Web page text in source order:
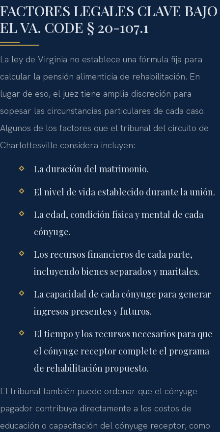
FACTORES LEGALES CLAVE BAJO
EL VA. CODE § 20-107.1
La ley de Virginia no establece una fórmula fija para
calcular la pensión alimenticia de rehabilitación. En
lugar de eso, el juez tiene amplia discreción para
sopesar las circunstancias particulares de cada caso.
Algunos de los factores que el tribunal del circuito de
Charlottesville considera incluyen:
La duración del matrimonio.
El nivel de vida establecido durante la unión.
La edad, condición física y mental de cada
cónyuge.
Los recursos financieros de cada parte,
incluyendo bienes separados y maritales.
La capacidad de cada cónyuge para generar
ingresos presentes y futuros.
El tiempo y los recursos necesarios para que
el cónyuge receptor complete el programa
de rehabilitación propuesto.
El tribunal también puede ordenar que el cónyuge
pagador contribuya directamente a los costos de
educación o capacitación del cónyuge receptor, como